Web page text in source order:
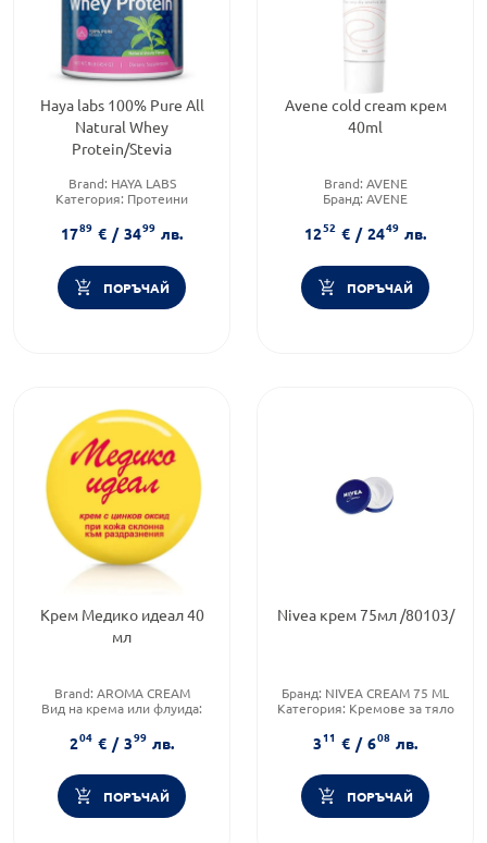
Haya labs 100% Pure All
Natural Whey
Protein/Stevia
Brand: HAYA LABS
Категория: Протеини
1789 € / 3499 лв.
ПОРЪЧАЙ
Avene cold cream крем
40ml
Brand: AVENE
Бранд: AVENE
Комбиниран
1252 € / 2449 лв.
ПОРЪЧАЙ
Крем Медико идеал 40
мл
Brand: AROMA CREAM
Вид на крема или флуида:
Форма на продукта:крем
204 € / 399 лв.
ПОРЪЧАЙ
Nivea крем 75мл /80103/
Бранд: NIVEA CREAM 75 ML
Категория: Кремове за тяло
Хидратация
311 € / 608 лв.
ПОРЪЧАЙ